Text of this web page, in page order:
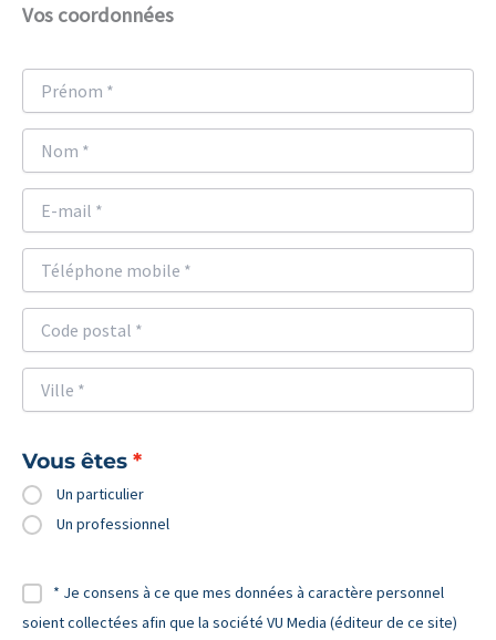
Vos coordonnées
Vous êtes
Un particulier
Un professionnel
* Je consens à ce que mes données à caractère personnel
soient collectées afin que la société VU Media (éditeur de ce site)